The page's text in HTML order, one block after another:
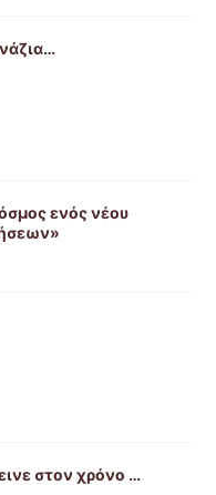
ενός νέου
στον χρόνο …